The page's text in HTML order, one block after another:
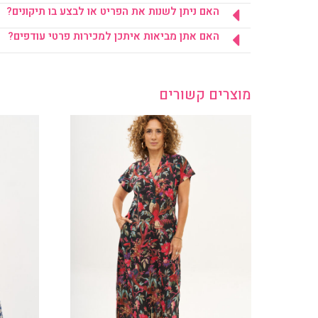
האם ניתן לשנות את הפריט או לבצע בו תיקונים?
האם אתן מביאות איתכן למכירות פרטי עודפים?
מוצרים קשורים